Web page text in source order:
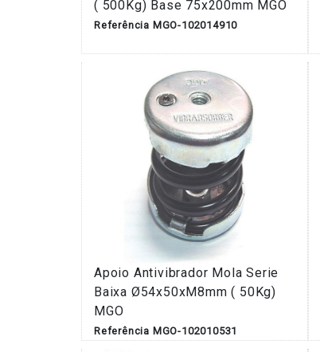
( 500Kg) Base 75x200mm MGO
Referência MGO-102014910
Apoio Antivibrador Mola Serie
Baixa Ø54x50xM8mm ( 50Kg)
MGO
Referência MGO-102010531